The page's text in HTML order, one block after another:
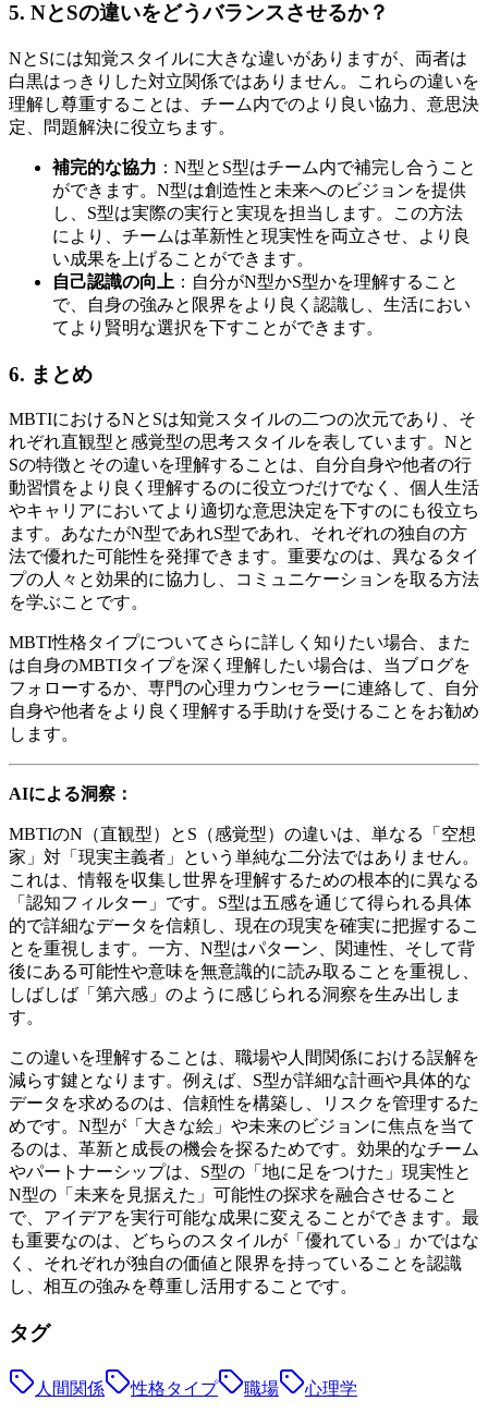
5. NとSの違いをどうバランスさせるか？
NとSには知覚スタイルに大きな違いがありますが、両者は
白黒はっきりした対立関係ではありません。これらの違いを
理解し尊重することは、チーム内でのより良い協力、意思決
定、問題解決に役立ちます。
補完的な協力 ：N型とS型はチーム内で補完し合うこと
ができます。N型は創造性と未来へのビジョンを提供
し、S型は実際の実行と実現を担当します。この方法
により、チームは革新性と現実性を両立させ、より良
い成果を上げることができます。
自己認識の向上 ：自分がN型かS型かを理解すること
で、自身の強みと限界をより良く認識し、生活におい
てより賢明な選択を下すことができます。
6. まとめ
MBTIにおけるNとSは知覚スタイルの二つの次元であり、そ
れぞれ直観型と感覚型の思考スタイルを表しています。Nと
Sの特徴とその違いを理解することは、自分自身や他者の行
動習慣をより良く理解するのに役立つだけでなく、個人生活
やキャリアにおいてより適切な意思決定を下すのにも役立ち
ます。あなたがN型であれS型であれ、それぞれの独自の方
法で優れた可能性を発揮できます。重要なのは、異なるタイ
プの人々と効果的に協力し、コミュニケーションを取る方法
を学ぶことです。
MBTI性格タイプについてさらに詳しく知りたい場合、また
は自身のMBTIタイプを深く理解したい場合は、当ブログを
フォローするか、専門の心理カウンセラーに連絡して、自分
自身や他者をより良く理解する手助けを受けることをお勧め
します。
AIによる洞察：
MBTIのN（直観型）とS（感覚型）の違いは、単なる「空想
家」対「現実主義者」という単純な二分法ではありません。
これは、情報を収集し世界を理解するための根本的に異なる
「認知フィルター」です。S型は五感を通じて得られる具体
的で詳細なデータを信頼し、現在の現実を確実に把握するこ
とを重視します。一方、N型はパターン、関連性、そして背
後にある可能性や意味を無意識的に読み取ることを重視し、
しばしば「第六感」のように感じられる洞察を生み出しま
す。
この違いを理解することは、職場や人間関係における誤解を
減らす鍵となります。例えば、S型が詳細な計画や具体的な
データを求めるのは、信頼性を構築し、リスクを管理するた
めです。N型が「大きな絵」や未来のビジョンに焦点を当て
るのは、革新と成長の機会を探るためです。効果的なチーム
やパートナーシップは、S型の「地に足をつけた」現実性と
N型の「未来を見据えた」可能性の探求を融合させること
で、アイデアを実行可能な成果に変えることができます。最
も重要なのは、どちらのスタイルが「優れている」かではな
く、それぞれが独自の価値と限界を持っていることを認識
し、相互の強みを尊重し活用することです。
タグ
人間関係 性格タイプ 職場 心理学